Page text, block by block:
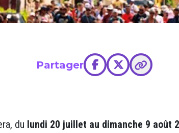
Partager
du lundi 20 juillet au dimanche 9 août